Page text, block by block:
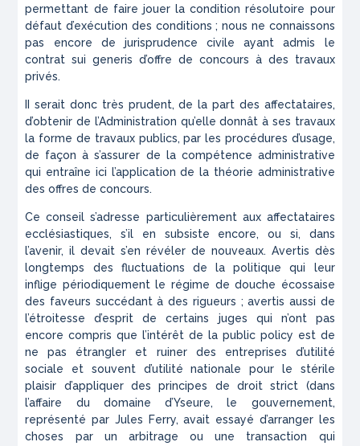
permettant de faire jouer la condition résolutoire pour
défaut d’exécution des conditions ; nous ne connaissons
pas encore de jurisprudence civile ayant admis le
contratsui generisd’offre de concours à des travaux
privés.
II serait donc très prudent, de la part des affectataires,
d’obtenir de l’Administration qu’elle donnât à ses travaux
la forme de travaux publics, par les procédures d’usage,
de façon à s’assurer de la compétence administrative
qui entraîne ici l’application de la théorie administrative
des offres de concours.
Ce conseil s’adresse particulièrement aux affectataires
ecclésiastiques, s’il en subsiste encore, ou si, dans
l’avenir, il devait s’en révéler de nouveaux. Avertis dès
longtemps des fluctuations de la politique qui leur
inflige périodiquement le régime de douche écossaise
des faveurs succédant à des rigueurs ; avertis aussi de
l’étroitesse d’esprit de certains juges qui n’ont pas
encore compris que l’intérêt de la public policy est de
ne pas étrangler et ruiner des entreprises d’utilité
sociale et souvent d’utilité nationale pour le stérile
plaisir d’appliquer des principes de droit strict (dans
l’affaire du domaine d’Yseure, le gouvernement,
représenté par Jules Ferry, avait essayé d’arranger les
choses par un arbitrage ou une transaction qui